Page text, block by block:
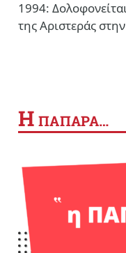
1994:
της Αριστεράς
Η ΠΑΠΑΡΑ…